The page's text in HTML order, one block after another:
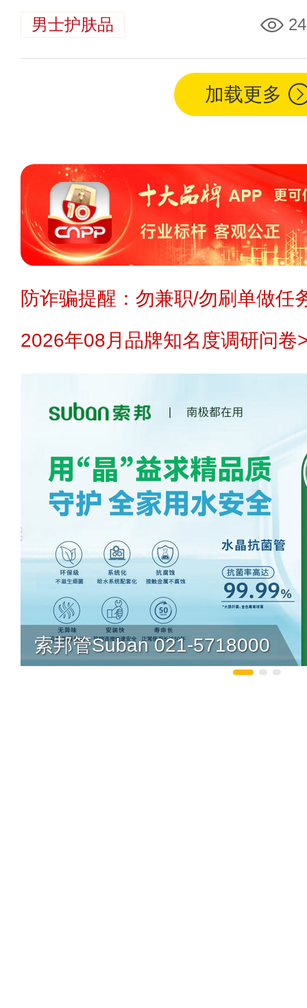
男士护肤品
加载更多
防诈骗提醒：勿兼职/勿刷单做任
2026年08月品牌知名度调研问卷
索邦管Suban 021-5718000